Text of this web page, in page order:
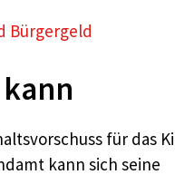
Bürgergeld
für das
kann sich seine